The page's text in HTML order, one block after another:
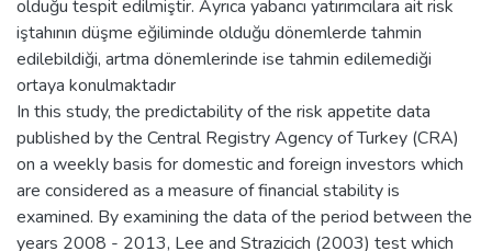
olduğu tespit edilmiştir. Ayrıca yabancı yatırımcılara ait risk
iştahının düşme eğiliminde olduğu dönemlerde tahmin
edilebildiği, artma dönemlerinde ise tahmin edilemediği
ortaya konulmaktadır
In this study, the predictability of the risk appetite data
published by the Central Registry Agency of Turkey (CRA)
on a weekly basis for domestic and foreign investors which
are considered as a measure of financial stability is
examined. By examining the data of the period between the
years 2008 - 2013, Lee and Strazicich (2003) test which